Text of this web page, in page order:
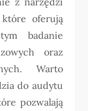
oferują
badanie
oraz
Warto
do audytu
pozwalają